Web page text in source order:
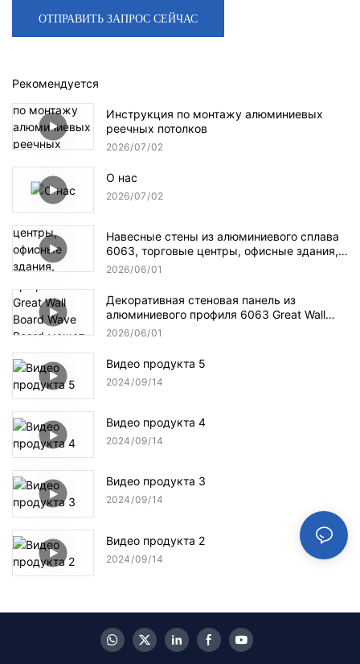
ОТПРАВИТЬ ЗАПРОС СЕЙЧАС
Рекомендуется
Инструкция по монтажу алюминиевых
реечных потолков
2026 07 02
О нас
2026 07 02
Навесные стены из алюминиевого сплава
6063, торговые центры, офисные здания,
отделка наружных стен, безопасные и
2026 06 01
Декоративная стеновая панель из
алюминиевого профиля 6063 Great Wall
Board Wave Board может быть изготовлена ​​
2026 06 01
Видео продукта 5
2024 09 14
Видео продукта 4
2024 09 14
Видео продукта 3
2024 09 14
Видео продукта 2
2024 09 14